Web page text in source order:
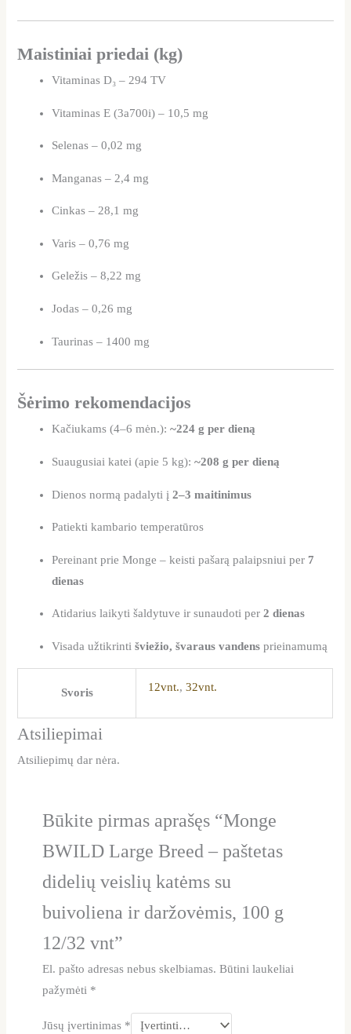
Maistiniai priedai (kg)
Vitaminas D₃ – 294 TV
Vitaminas E (3a700i) – 10,5 mg
Selenas – 0,02 mg
Manganas – 2,4 mg
Cinkas – 28,1 mg
Varis – 0,76 mg
Geležis – 8,22 mg
Jodas – 0,26 mg
Taurinas – 1400 mg
Šėrimo rekomendacijos
Kačiukams (4–6 mėn.):~224 g per dieną
Suaugusiai katei (apie 5 kg):~208 g per dieną
Dienos normą padalyti į2–3 maitinimus
Patiekti kambario temperatūros
Pereinant prie Monge – keisti pašarą palaipsniui per 7
dienas
Atidarius laikyti šaldytuve ir sunaudoti per2 dienas
Visada užtikrintišviežio, švaraus vandens prieinamumą
Svoris 12vnt.,32vnt.
Atsiliepimai
Atsiliepimų dar nėra.
Būkite pirmas aprašęs “Monge
BWILD Large Breed – paštetas
didelių veislių katėms su
buivoliena ir daržovėmis, 100 g
12/32 vnt”
El. pašto adresas nebus skelbiamas. Būtini laukeliai
pažymėti *
Jūsų įvertinimas *